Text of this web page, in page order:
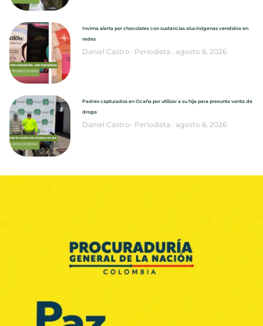
Invima alerta por chocolates con sustancias alucinógenas vendidos en
redes
Daniel Castro- Periodista agosto 6, 2026
Padres capturados en Ocaña por utilizar a su hija para presunta venta de
droga
Daniel Castro- Periodista agosto 6, 2026